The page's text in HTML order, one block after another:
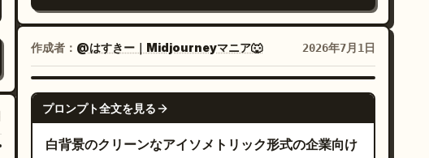
トリム付きブラック万年筆 1 本、書類スタックの上に
小さなゴールドの付箋 1 枚、右下付近にネイビー、ブ
ルー、グレー、ホワイト、ゴールドの小さな角丸四角
形として配置されたカラー見本 9 個、右側の整理ボッ
クス内に見えるファイルフォルダー 3 個を正確に含め
てください。すべてのテキストは抽象的な線とブロッ
クとして表現し、読み取れる文字は含めないでくださ
ロゴテキスト The Deals を配置し、その下に「
FORTUNA NON DAT, SED PROBAT
」と書かれた小
さなリボンを添える。その下に、セピア色の水彩画風
で描かれた 4 人の冒険者やエルフのようなキャラクタ
ーの集合体を垂直に配置する。イラストの下に小さな
クレジットを記載する。続いて、狭い列にダークグレ
作成者： @はすきー｜Midjourneyマニア🐺 2026年7月1日
GPT IMAGE 2
プロンプト全文を見る
白背景のクリーンなアイソメトリック形式の企業向け